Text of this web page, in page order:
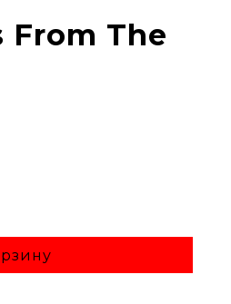
From The